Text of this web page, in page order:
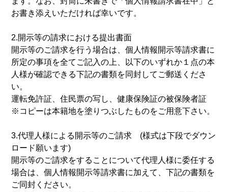
お書き添えいただければ幸いです。
2.開示等の請求における提出書面
開示等のご請求を行う場合は、個人情報開示等請求書に
所定の事項を全てご記入の上、以下のいずれか１点の本
人様が確認できる下記の書類を同封してご郵送くださ
い。
運転免許証、住民票の写し、健康保険証の被保険者証
※コピーは本籍地を塗りつぶしたものをご用意下さい。
3.代理人様による開示等のご請求 (様式は下段でダウン
ロード願います)
開示等のご請求をすることについて代理人様に委任する
場合は、個人情報開示等請求書に加えて、下記の書類を
ご同封ください。